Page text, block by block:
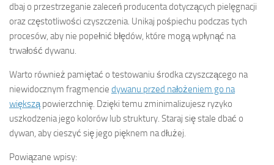
dbaj o przestrzeganie zaleceń producenta dotyczących pielęgnacji
oraz częstotliwości czyszczenia. Unikaj pośpiechu podczas tych
procesów, aby nie popełnić błędów, które mogą wpłynąć na
trwałość dywanu.
Warto również pamiętać o testowaniu środka czyszczącego na
niewidocznym fragmencie dywanu przed nałożeniem go na
większąpowierzchnię. Dzięki temu zminimalizujesz ryzyko
uszkodzenia jego kolorów lub struktury. Staraj się stale dbać o
dywan, aby cieszyć się jego pięknem na dłużej.
Powiązane wpisy: